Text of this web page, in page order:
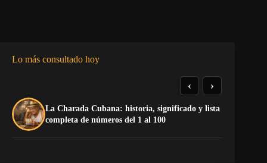
Lo más consultado hoy
La Charada Cubana: historia, significado y lista
completa de números del 1 al 100
‹ ›